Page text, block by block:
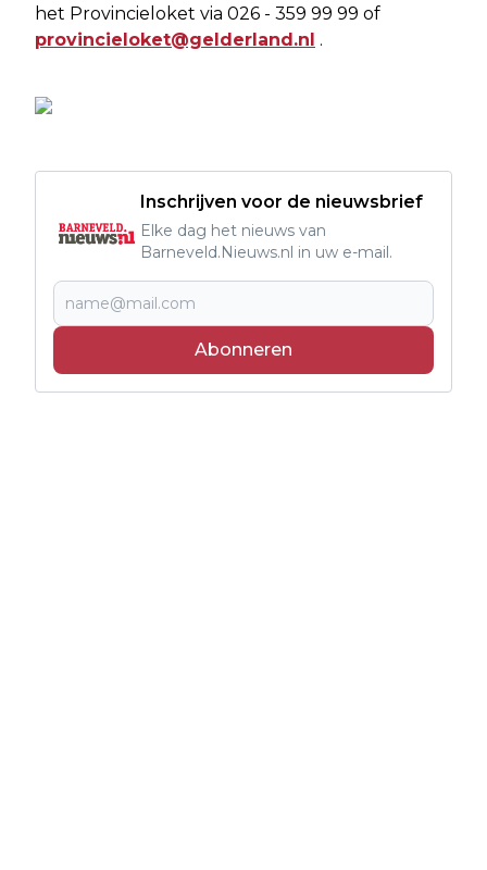
het Provincieloket via 026 - 359 99 99 of
provincieloket@gelderland.nl .
Inschrijven voor de nieuwsbrief
Elke dag het nieuws van
Barneveld.Nieuws.nl in uw e-mail.
Abonneren